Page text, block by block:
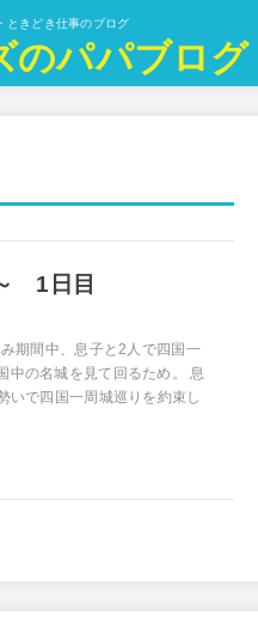
ときどき仕事のブログ
のパパブログ
1日目
期間中、息子と2人で四国一
中の名城を見て回るため。 息
いで四国一周城巡りを約束し